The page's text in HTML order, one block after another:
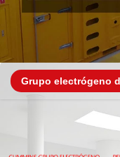
Grupo electrógeno